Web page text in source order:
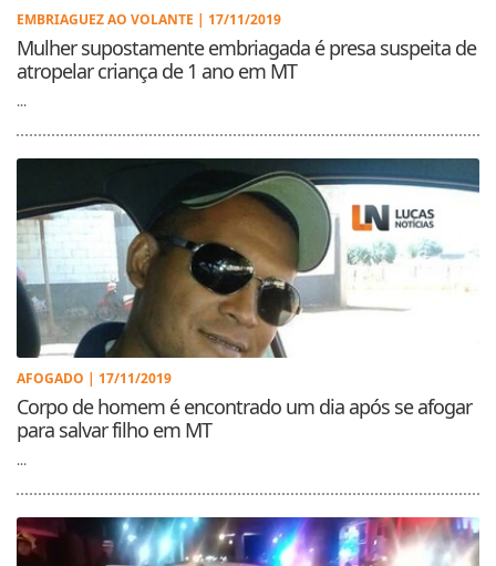
EMBRIAGUEZ AO VOLANTE | 17/11/2019
Mulher supostamente embriagada é presa suspeita de
atropelar criança de 1 ano em MT
...
AFOGADO | 17/11/2019
Corpo de homem é encontrado um dia após se afogar
para salvar filho em MT
...